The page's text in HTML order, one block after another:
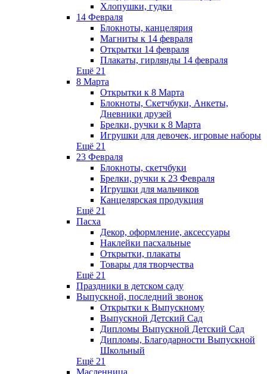
Хлопушки, гудки
14 Февраля
Блокноты, канцелярия
Магниты к 14 февраля
Открытки 14 февраля
Плакаты, гирлянды 14 февраля
Ещё 21
8 Марта
Открытки к 8 Марта
Блокноты, Скетчбуки, Анкеты,
Дневники друзей
Брелки, ручки к 8 Марта
Игрушки для девочек, игровые наборы
Ещё 21
23 Февраля
Блокноты, скетчбуки
Брелки, ручки к 23 Февраля
Игрушки для мальчиков
Канцелярская продукция
Ещё 21
Пасха
Декор, оформление, аксессуары
Наклейки пасхальные
Открытки, плакаты
Товары для творчества
Ещё 21
Праздники в детском саду
Выпускной, последний звонок
Открытки к Выпускному
Выпускной Детский Сад
Дипломы Выпускной Детский Сад
Дипломы, Благодарности Выпускной
Школьный
Ещё 21
Масленница